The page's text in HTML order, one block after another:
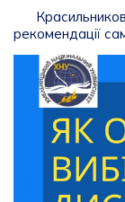
рекомендації